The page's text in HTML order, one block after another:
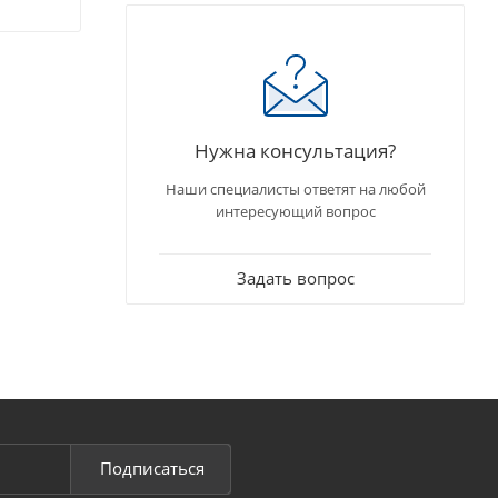
Нужна консультация?
Наши специалисты ответят на любой
интересующий вопрос
Задать вопрос
Подписаться